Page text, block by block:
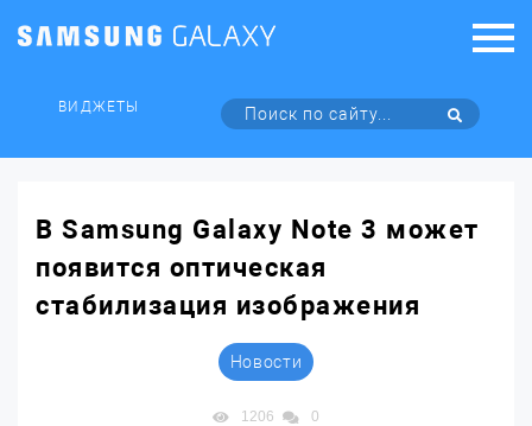
ВИДЖЕТЫ
В Samsung Galaxy Note 3 может
появится оптическая
стабилизация изображения
Новости
1206 0